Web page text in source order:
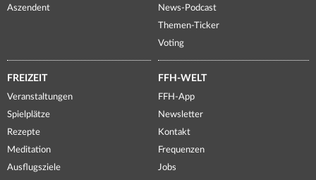
Aszendent
News-Podcast
Themen-Ticker
Voting
FREIZEIT
Veranstaltungen
Spielplätze
Rezepte
Meditation
Ausflugsziele
FFH-WELT
FFH-App
Newsletter
Kontakt
Frequenzen
Jobs